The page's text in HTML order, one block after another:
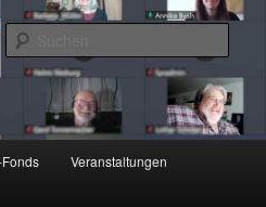
Bildungsnetzwerk des Kreises Lippe
Veranstaltungen